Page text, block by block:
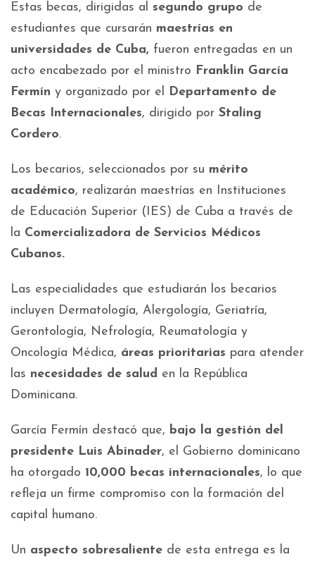
Estas becas, dirigidas al segundo grupo de
estudiantes que cursarán maestrías en
universidades de Cuba, fueron entregadas en un
acto encabezado por el ministro Franklin García
Fermín y organizado por el Departamento de
Becas Internacionales, dirigido por Staling
Cordero.
Los becarios, seleccionados por su mérito
académico, realizarán maestrías en Instituciones
de Educación Superior (IES) de Cuba a través de
la Comercializadora de Servicios Médicos
Cubanos.
Las especialidades que estudiarán los becarios
incluyen Dermatología, Alergología, Geriatría,
Gerontología, Nefrología, Reumatología y
Oncología Médica, áreas prioritarias para atender
las necesidades de salud en la República
Dominicana.
García Fermín destacó que, bajo la gestión del
presidente Luis Abinader, el Gobierno dominicano
ha otorgado 10,000 becas internacionales, lo que
refleja un firme compromiso con la formación del
capital humano.
Un aspecto sobresaliente de esta entrega es la